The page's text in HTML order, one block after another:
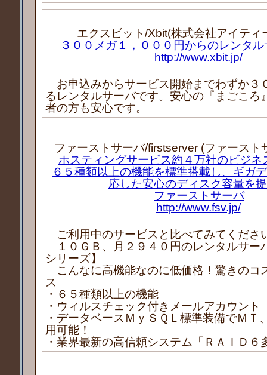
エクスビット/Xbit(株式会社アイティ
３００メガ１，０００円からのレンタ
http://www.xbit.jp/
お申込みからサービス開始までわずか３
るレンタルサーバです。安心の『まごころ
者の方も安心です。
ファーストサーバ/firstserver (ファースト
ホスティングサービス約４万社のビジネ
６５種類以上の機能を標準搭載し、ギガ
応した安心のディスク容量を
ファーストサーバ
http://www.fsv.jp/
ご利用中のサービスと比べてみてくださ
１０ＧＢ、月２９４０円のレンタルサー
シリーズ】
こんなに高機能なのに低価格！驚きのコ
ス
・６５種類以上の機能
・ウィルスチェック付きメールアカウント
・データベースＭｙＳＱＬ標準装備でＭＴ
用可能！
・業界最新の高信頼システム「ＲＡＩＤ６